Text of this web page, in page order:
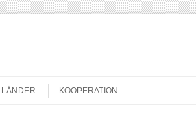
LÄNDER KOOPERATION